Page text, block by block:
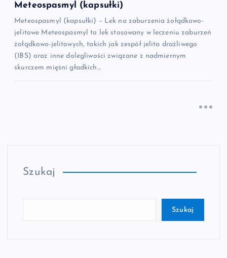
Meteospasmyl (kapsułki)
Meteospasmyl (kapsułki) – Lek na zaburzenia żołądkowo-
jelitowe Meteospasmyl to lek stosowany w leczeniu zaburzeń
żołądkowo-jelitowych, takich jak zespół jelita drażliwego
(IBS) oraz inne dolegliwości związane z nadmiernym
skurczem mięśni gładkich…
Szukaj
Szukaj